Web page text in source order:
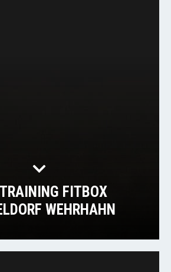
FITBOX
WEHRHAHN